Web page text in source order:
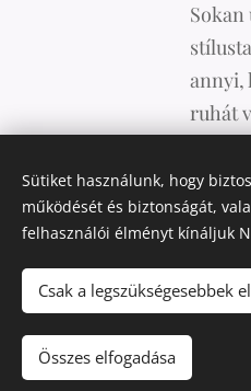
annyi,
ruhát
ennél
Az oldalt aWebnode
Sütiket használunk, hogy
működését és biztonságát,
felhasználói élményt kínáljuk
Csak a legszükségesebbek
Összes elfogadása